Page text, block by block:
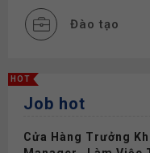
Đào tạo
HOT
Job hot
Cửa Hàng Trưởng